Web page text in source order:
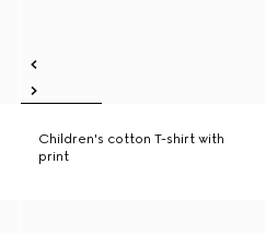
Children's cotton T-shirt with
print